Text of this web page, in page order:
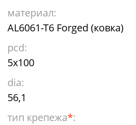
материал:
AL6061-T6 Forged (ковка)
pcd:
5x100
dia:
56,1
тип крепежа*: